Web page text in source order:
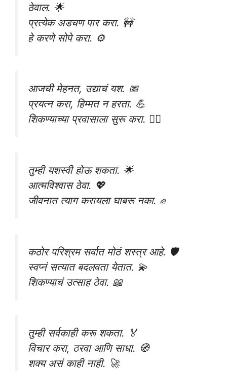
ठेवाल. 🌟
प्रत्येक अडचण पार करा. 🚧
हे करणे सोपे करा. ⚙️
आजची मेहनत, उद्याचं यश. 📅
प्रयत्न करा, हिम्मत न हरता. 💪
शिकण्याच्या प्रवासाला सुरू करा. 🚶‍♂️
तुम्ही यशस्वी होऊ शकता. 🌟
आत्मविश्वास ठेवा. 💖
जीवनात त्याग करायला घाबरू नका. ✊
कठोर परिश्रम सर्वात मोठं शस्त्र आहे. 🛡️
स्वप्नं सत्यात बदलवता येतात. 💫
शिकण्याचं उत्साह ठेवा. 📖
तुम्ही सर्वकाही करू शकता. 🏅
विचार करा, ठरवा आणि साधा. 🧭
शक्य असं काही नाही. 🚀